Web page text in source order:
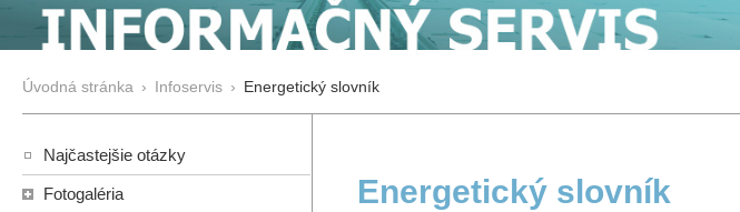
Úvodná stránka › Infoservis › Energetický slovník
Najčastejšie otázky
Fotogaléria Energetický slovník